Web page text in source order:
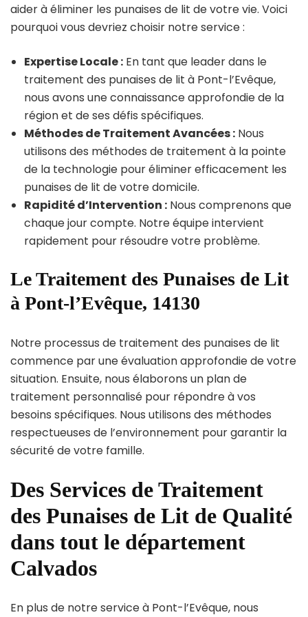
aider à éliminer les punaises de lit de votre vie. Voici
pourquoi vous devriez choisir notre service :
Expertise Locale : En tant que leader dans le
traitement des punaises de lit à Pont-l’Evêque,
nous avons une connaissance approfondie de la
région et de ses défis spécifiques.
Méthodes de Traitement Avancées : Nous
utilisons des méthodes de traitement à la pointe
de la technologie pour éliminer efficacement les
punaises de lit de votre domicile.
Rapidité d’Intervention : Nous comprenons que
chaque jour compte. Notre équipe intervient
rapidement pour résoudre votre problème.
Le Traitement des Punaises de Lit
à Pont-l’Evêque, 14130
Notre processus de traitement des punaises de lit
commence par une évaluation approfondie de votre
situation. Ensuite, nous élaborons un plan de
traitement personnalisé pour répondre à vos
besoins spécifiques. Nous utilisons des méthodes
respectueuses de l’environnement pour garantir la
sécurité de votre famille.
Des Services de Traitement
des Punaises de Lit de Qualité
dans tout le département
Calvados
En plus de notre service à Pont-l’Evêque, nous